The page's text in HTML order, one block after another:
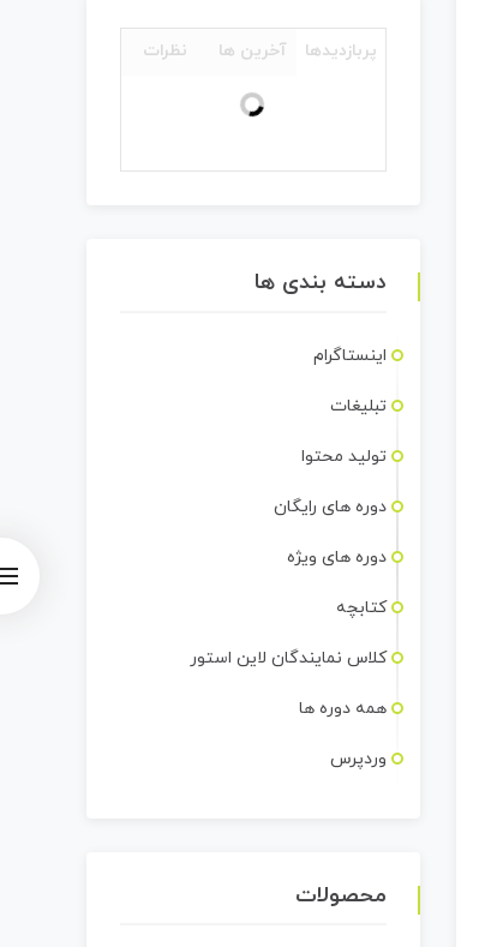
پربازدیدها آخرین ها نظرات
دسته بندی ها
اینستاگرام
تبلیغات
تولید محتوا
دوره های رایگان
دوره های ویژه
کتابچه
کلاس نمایندگان لاین استور
همه دوره ها
وردپرس
محصولات